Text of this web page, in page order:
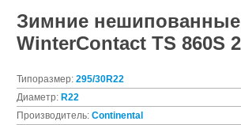
Зимние
WinterContact TS 860S
Типоразмер: 295/30R22
Диаметр: R22
Производитель: Continental